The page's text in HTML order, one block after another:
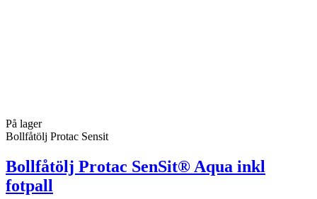
På lager
Bollfåtölj Protac Sensit
Bollfåtölj Protac SenSit® Aqua inkl
fotpall